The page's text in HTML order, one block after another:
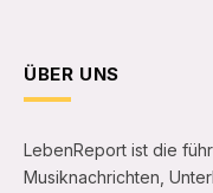
ÜBER UNS
LebenReport ist die
Musiknachrichten,